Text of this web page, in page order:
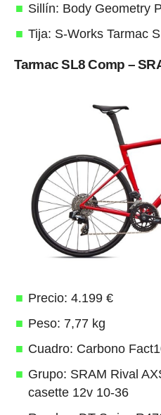
Sillín: Body Geometry
Tija: S-Works Tarmac
Tarmac SL8 Comp –
Precio: 4.199 €
Peso: 7,77 kg
Cuadro: Carbono
Grupo: SRAM Rival
casette 12v 10-36